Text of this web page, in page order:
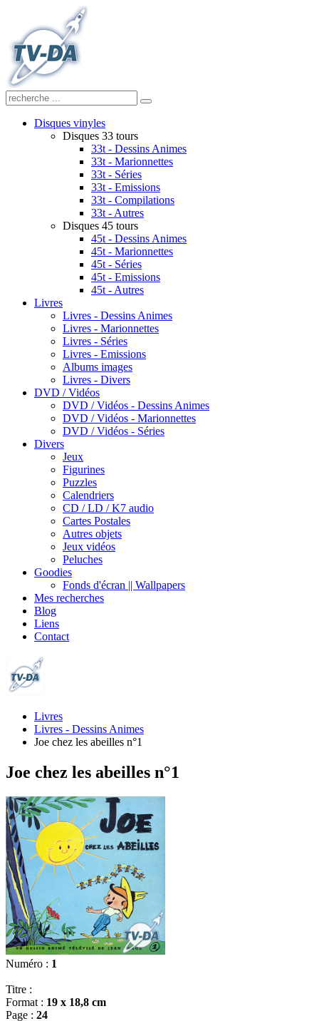
Disques vinyles
Disques 33 tours
33t - Dessins Animes
33t - Marionnettes
33t - Séries
33t - Emissions
33t - Compilations
33t - Autres
Disques 45 tours
45t - Dessins Animes
45t - Marionnettes
45t - Séries
45t - Emissions
45t - Autres
Livres
Livres - Dessins Animes
Livres - Marionnettes
Livres - Séries
Livres - Emissions
Albums images
Livres - Divers
DVD / Vidéos
DVD / Vidéos - Dessins Animes
DVD / Vidéos - Marionnettes
DVD / Vidéos - Séries
Divers
Jeux
Figurines
Puzzles
Calendriers
CD / LD / K7 audio
Cartes Postales
Autres objets
Jeux vidéos
Peluches
Goodies
Fonds d'écran || Wallpapers
Mes recherches
Blog
Liens
Contact
Livres
Livres - Dessins Animes
Joe chez les abeilles n°1
Joe chez les abeilles n°1
Numéro : 1
Titre :
Format : 19 x 18,8 cm
Page : 24